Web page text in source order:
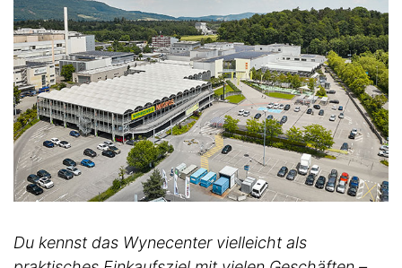
Du kennst das Wynecenter vielleicht als